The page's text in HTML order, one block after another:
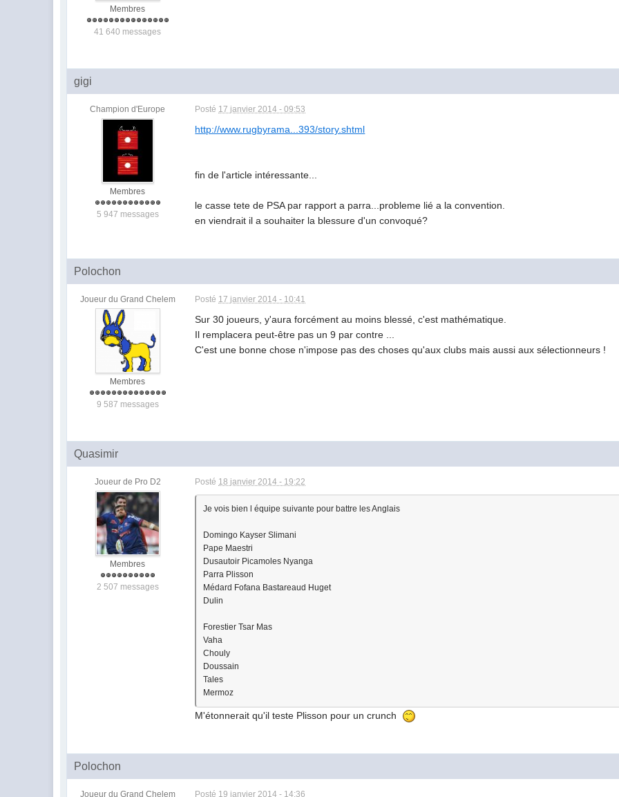
Membres
41 640 messages
gigi
Champion d'Europe
Membres
5 947 messages
Posté 17 janvier 2014 - 09:53
http://www.rugbyrama...393/story.shtml
fin de l'article intéressante...
le casse tete de PSA par rapport a parra...probleme lié a la convention.
en viendrait il a souhaiter la blessure d'un convoqué?
Polochon
Joueur du Grand Chelem
Membres
9 587 messages
Posté 17 janvier 2014 - 10:41
Sur 30 joueurs, y'aura forcément au moins blessé, c'est mathématique.
Il remplacera peut-être pas un 9 par contre ...
C'est une bonne chose n'impose pas des choses qu'aux clubs mais aussi aux sélectionneurs !
Quasimir
Joueur de Pro D2
Membres
2 507 messages
Posté 18 janvier 2014 - 19:22
Je vois bien l équipe suivante pour battre les Anglais
Domingo Kayser Slimani
Pape Maestri
Dusautoir Picamoles Nyanga
Parra Plisson
Médard Fofana Bastareaud Huget
Dulin
Forestier Tsar Mas
Vaha
Chouly
Doussain
Tales
Mermoz
M'étonnerait qu'il teste Plisson pour un crunch
Polochon
Joueur du Grand Chelem Posté 19 janvier 2014 - 14:36